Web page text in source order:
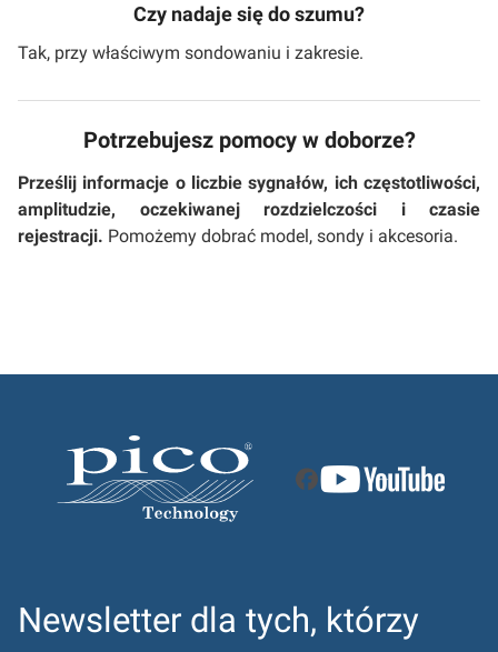
Czy nadaje się do szumu?
Tak, przy właściwym sondowaniu i zakresie.
Potrzebujesz pomocy w doborze?
Prześlij informacje o liczbie sygnałów, ich częstotliwości,
amplitudzie, oczekiwanej rozdzielczości i czasie
rejestracji. Pomożemy dobrać model, sondy i akcesoria.
Newsletter dla tych, którzy